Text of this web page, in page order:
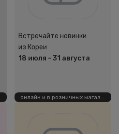
Встречайте новинки
из Кореи
18 июля - 31 августа
онлайн и в розничных магазинах